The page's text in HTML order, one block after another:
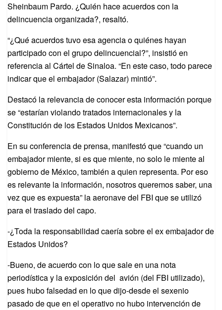
Sheinbaum Pardo. ¿Quién hace acuerdos con la
delincuencia organizada?, resaltó.
“¿Qué acuerdos tuvo esa agencia o quiénes hayan
participado con el grupo delincuencial?”, insistió en
referencia al Cártel de Sinaloa. “En este caso, todo parece
indicar que el embajador (Salazar) mintió”.
Destacó la relevancia de conocer esta información porque
se “estarían violando tratados internacionales y la
Constitución de los Estados Unidos Mexicanos”.
En su conferencia de prensa, manifestó que “cuando un
embajador miente, si es que miente, no solo le miente al
gobierno de México, también a quien representa. Por eso
es relevante la información, nosotros queremos saber, una
vez que es expuesta” la aeronave del FBI que se utilizó
para el traslado del capo.
-¿Toda la responsabilidad caería sobre el ex embajador de
Estados Unidos?
-Bueno, de acuerdo con lo que sale en una nota
periodística y la exposición del avión (del FBI utilizado),
pues hubo falsedad en lo que dijo-desde el sexenio
pasado de que en el operativo no hubo intervención de